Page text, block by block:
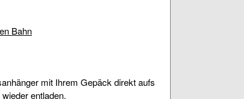
Bahn
mit Ihrem Gepäck direkt aufs
entladen.